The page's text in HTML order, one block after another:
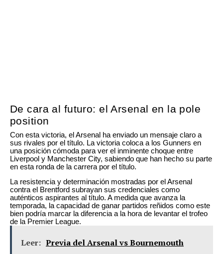
De cara al futuro: el Arsenal en la pole
position
Con esta victoria, el Arsenal ha enviado un mensaje claro a
sus rivales por el título. La victoria coloca a los Gunners en
una posición cómoda para ver el inminente choque entre
Liverpool y Manchester City, sabiendo que han hecho su parte
en esta ronda de la carrera por el título.
La resistencia y determinación mostradas por el Arsenal
contra el Brentford subrayan sus credenciales como
auténticos aspirantes al título. A medida que avanza la
temporada, la capacidad de ganar partidos reñidos como este
bien podría marcar la diferencia a la hora de levantar el trofeo
de la Premier League.
Leer: Previa del Arsenal vs Bournemouth